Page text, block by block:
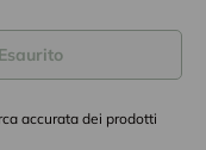
Esaurito
accurata dei prodotti